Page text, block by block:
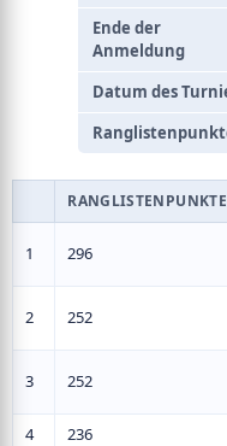
Ende der
Anmeldung
Datum des
1 296
2 252
3 252
4 236